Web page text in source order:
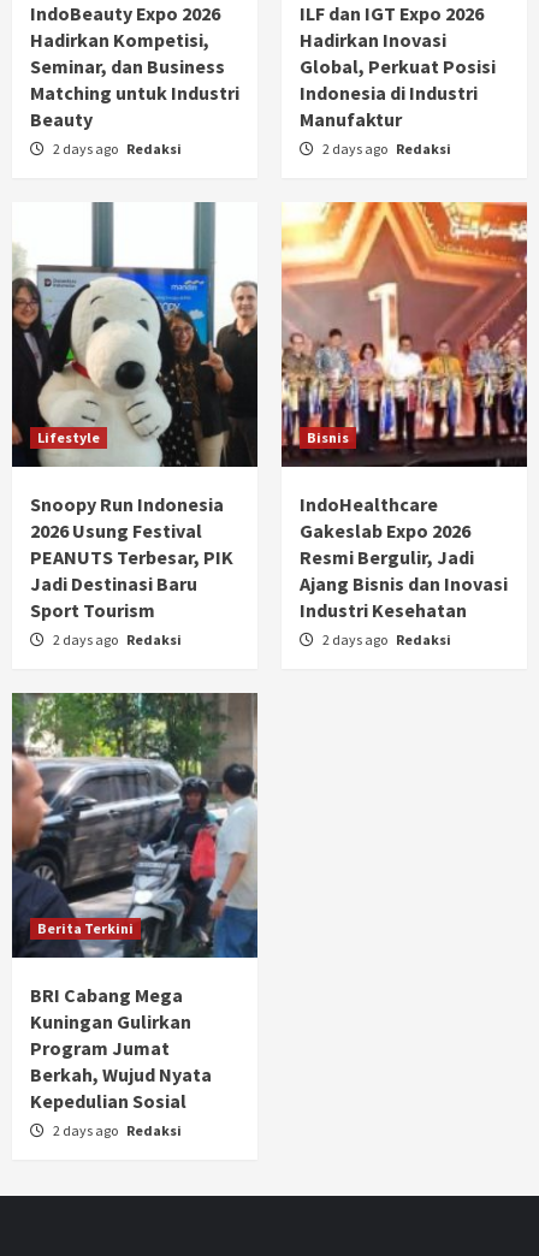
IndoBeauty Expo 2026
Hadirkan Kompetisi,
Seminar, dan Business
Matching untuk Industri
Beauty
2 days ago Redaksi
ILF dan IGT Expo 2026
Hadirkan Inovasi
Global, Perkuat Posisi
Indonesia di Industri
Manufaktur
2 days ago Redaksi
Lifestyle
Snoopy Run Indonesia
2026 Usung Festival
PEANUTS Terbesar, PIK
Jadi Destinasi Baru
Sport Tourism
2 days ago Redaksi
Bisnis
IndoHealthcare
Gakeslab Expo 2026
Resmi Bergulir, Jadi
Ajang Bisnis dan Inovasi
Industri Kesehatan
2 days ago Redaksi
Berita Terkini
BRI Cabang Mega
Kuningan Gulirkan
Program Jumat
Berkah, Wujud Nyata
Kepedulian Sosial
2 days ago Redaksi